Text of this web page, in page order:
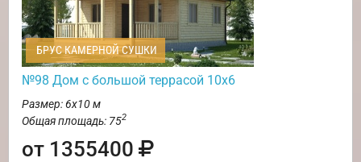
БРУС КАМЕРНОЙ СУШКИ
№98 Дом с большой террасой 10х6
Размер: 6х10 м
Общая площадь: 752
от 1355400